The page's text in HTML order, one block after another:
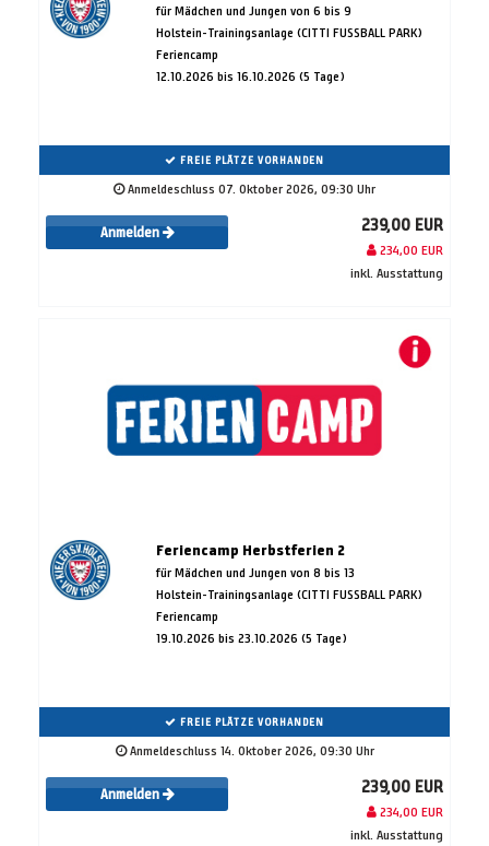
für Mädchen und Jungen von 6 bis 9
Holstein-Trainingsanlage (CITTI FUSSBALL PARK)
Feriencamp
12.10.2026 bis 16.10.2026 (5 Tage)
FREIE PLÄTZE VORHANDEN
Anmeldeschluss 07. Oktober 2026, 09:30 Uhr
Anmelden 239,00 EUR
234,00 EUR
inkl. Ausstattung
Feriencamp Herbstferien 2
für Mädchen und Jungen von 8 bis 13
Holstein-Trainingsanlage (CITTI FUSSBALL PARK)
Feriencamp
19.10.2026 bis 23.10.2026 (5 Tage)
FREIE PLÄTZE VORHANDEN
Anmeldeschluss 14. Oktober 2026, 09:30 Uhr
Anmelden 239,00 EUR
234,00 EUR
inkl. Ausstattung